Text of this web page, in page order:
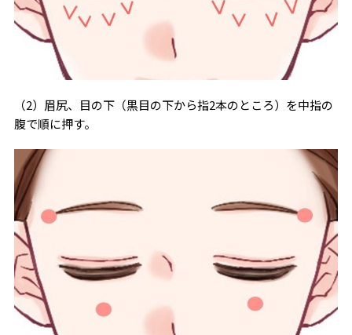
（2）眉尻、目の下（黒目の下から指2本のところ）を中指の
腹で順に押す。